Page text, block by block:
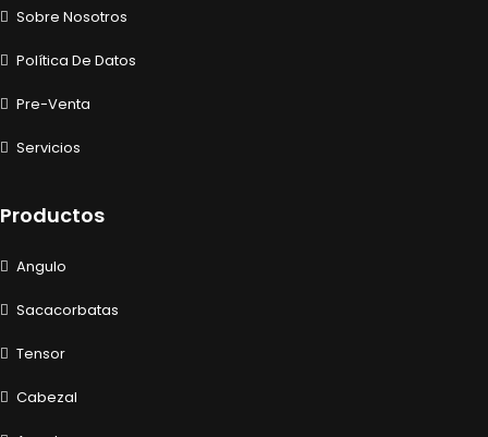
Sobre Nosotros
Política De Datos
Pre-Venta
Servicios
Productos
Angulo
Sacacorbatas
Tensor
Cabezal